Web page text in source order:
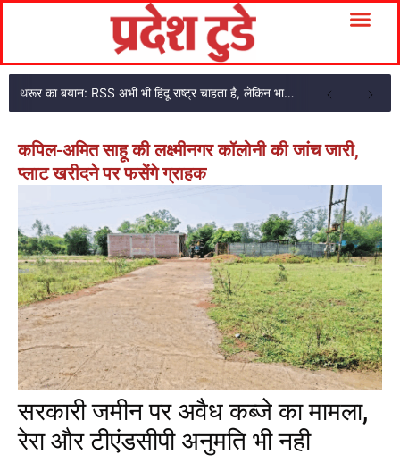
थरूर का बयान: RSS अभी भी हिंदू राष्ट्र चाहता है, लेकिन भागवत के शब्दों में नरमी दिखी
कपिल-अमित साहू की लक्ष्मीनगर कॉलोनी की जांच जारी,
प्लाट खरीदने पर फसेंगे ग्राहक
सरकारी जमीन पर अवैध कब्जे का मामला,
रेरा और टीएंडसीपी अनुमति भी नही